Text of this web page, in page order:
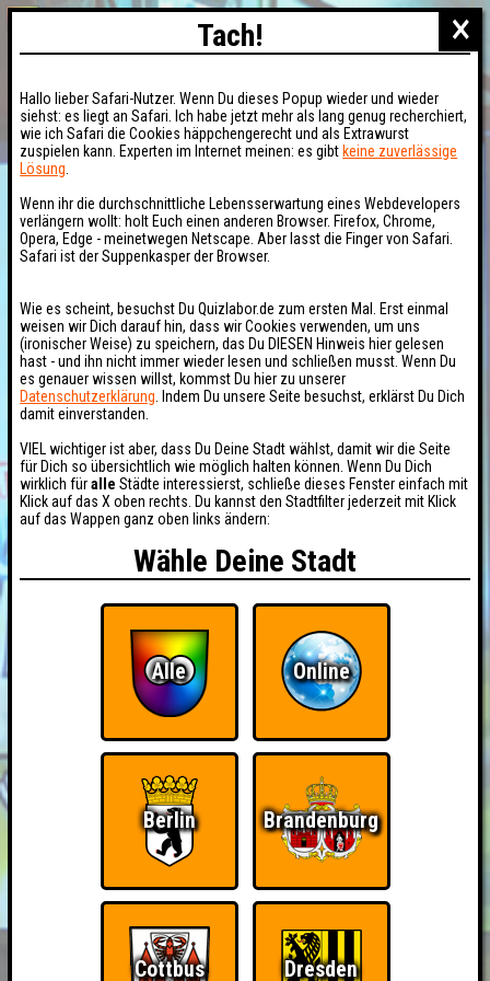
×
Tach!
Hallo lieber Safari-Nutzer. Wenn Du dieses Popup wieder und wieder
siehst: es liegt an Safari. Ich habe jetzt mehr als lang genug recherchiert,
wie ich Safari die Cookies häppchengerecht und als Extrawurst
zuspielen kann. Experten im Internet meinen: es gibt keine zuverlässige
Lösung
Wenn ihr die durchschnittliche Lebensserwartung eines Webdevelopers
verlängern wollt: holt Euch einen anderen Browser. Firefox, Chrome,
Opera, Edge - meinetwegen Netscape. Aber lasst die Finger von Safari.
Safari ist der Suppenkasper der Browser.
Wie es scheint, besuchst Du Quizlabor.de zum ersten Mal. Erst einmal
weisen wir Dich darauf hin, dass wir Cookies verwenden, um uns
(ironischer Weise) zu speichern, das Du DIESEN Hinweis hier gelesen
hast - und ihn nicht immer wieder lesen und schließen musst. Wenn Du
es genauer wissen willst, kommst Du hier zu unserer
Datenschutzerklärung . Indem Du unsere Seite besuchst, erklärst Du Dich
damit einverstanden.
VIEL wichtiger ist aber, dass Du Deine Stadt wählst, damit wir die Seite
für Dich so übersichtlich wie möglich halten können. Wenn Du Dich
wirklich füralle Städte interessierst, schließe dieses Fenster einfach mit
Klick auf das X oben rechts. Du kannst den Stadtfilter jederzeit mit Klick
auf das Wappen ganz oben links ändern:
Wähle Deine Stadt
Alle Online
Berlin Brandenburg
Cottbus Dresden